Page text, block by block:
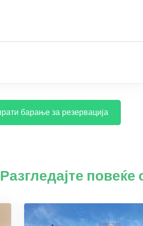
барање за резервација
Разгледајте